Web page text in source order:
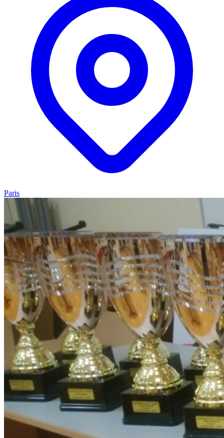
Paris